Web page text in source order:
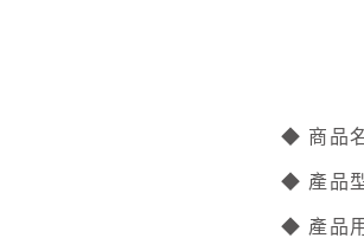
◆ 商品
◆ 產品
◆ 產品